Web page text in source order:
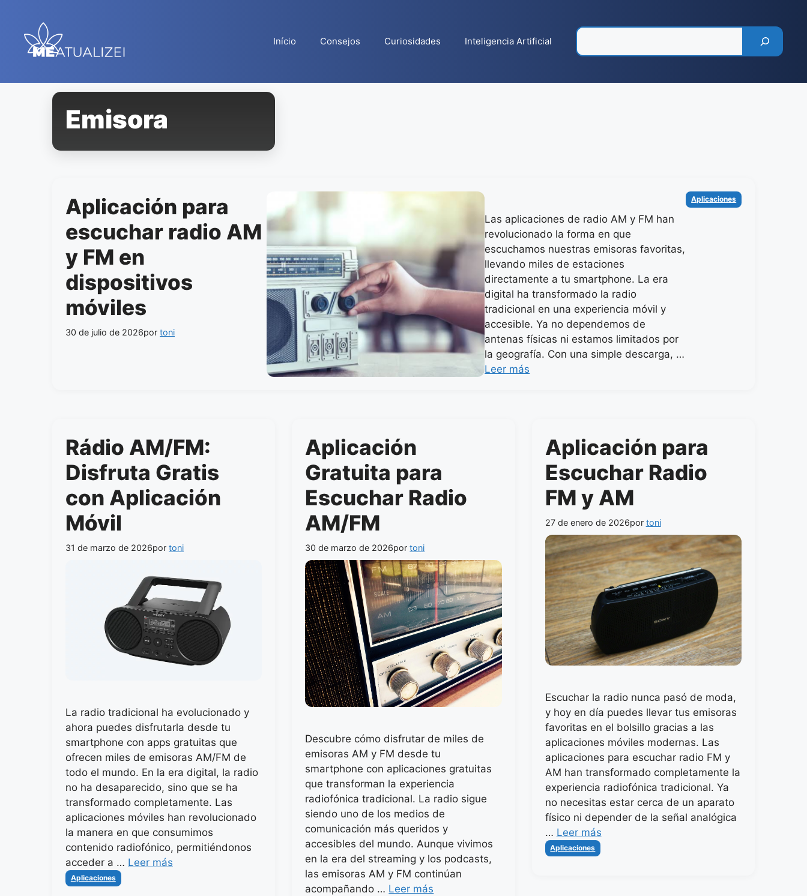
contenido
Início Consejos Curiosidades Inteligencia Artificial
Emisora
Aplicación para
escuchar radio AM
y FM en
dispositivos
móviles
30 de julio de 2026por toni
Las aplicaciones de radio AM y FM han
revolucionado la forma en que
escuchamos nuestras emisoras favoritas,
llevando miles de estaciones
directamente a tu smartphone. La era
digital ha transformado la radio
tradicional en una experiencia móvil y
accesible. Ya no dependemos de
antenas físicas ni estamos limitados por
la geografía. Con una simple descarga, …
Leer más
Categorías
Aplicaciones
Rádio AM/FM:
Disfruta Gratis
con Aplicación
Móvil
31 de marzo de 2026por toni
La radio tradicional ha evolucionado y
ahora puedes disfrutarla desde tu
smartphone con apps gratuitas que
ofrecen miles de emisoras AM/FM de
todo el mundo. En la era digital, la radio
no ha desaparecido, sino que se ha
transformado completamente. Las
aplicaciones móviles han revolucionado
la manera en que consumimos
contenido radiofónico, permitiéndonos
acceder a … Leer más
Categorías
Aplicaciones
Aplicación
Gratuita para
Escuchar Radio
AM/FM
30 de marzo de 2026portoni
Descubre cómo disfrutar de miles de
emisoras AM y FM desde tu
smartphone con aplicaciones gratuitas
que transforman la experiencia
radiofónica tradicional. La radio sigue
siendo uno de los medios de
comunicación más queridos y
accesibles del mundo. Aunque vivimos
en la era del streaming y los podcasts,
las emisoras AM y FM continúan
acompañando … Leer más
Aplicación para
Escuchar Radio
FM y AM
27 de enero de 2026por toni
Escuchar la radio nunca pasó de moda,
y hoy en día puedes llevar tus emisoras
favoritas en el bolsillo gracias a las
aplicaciones móviles modernas. Las
aplicaciones para escuchar radio FM y
AM han transformado completamente la
experiencia radiofónica tradicional. Ya
no necesitas estar cerca de un aparato
físico ni depender de la señal analógica
… Leer más
Categorías
Aplicaciones